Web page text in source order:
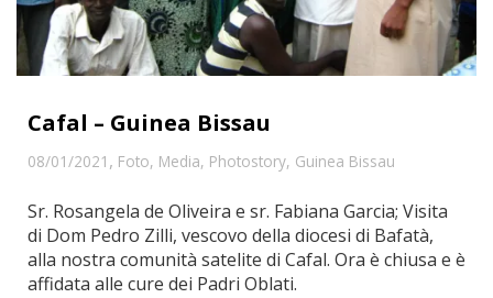
Cafal – Guinea Bissau
08/01/2021 , Foto, Media, Photostory, Guinea Bissau
Sr. Rosangela de Oliveira e sr. Fabiana Garcia; Visita
di Dom Pedro Zilli, vescovo della diocesi di Bafatà,
alla nostra comunità satelite di Cafal. Ora è chiusa e è
affidata alle cure dei Padri Oblati.